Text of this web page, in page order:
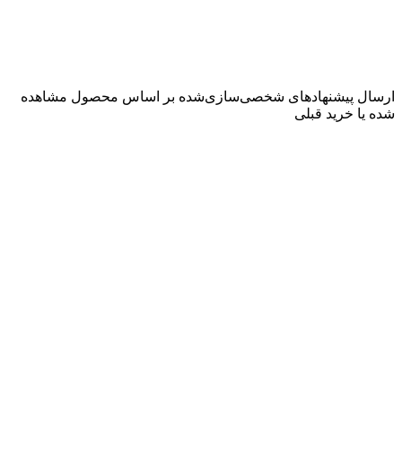
ارسال پیشنهادهای شخصی‌سازی‌شده بر اساس محصول مشاهده‌
شده یا خرید قبلی